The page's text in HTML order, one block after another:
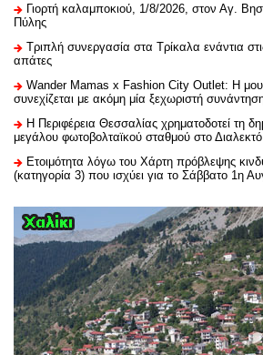
Γιορτή καλαμποκιού, 1/8/2026, στον Αγ.
Πύλης
Τριπλή συνεργασία στα Τρίκαλα ενάντια
απάτες
Wander Mamas x Fashion City Outlet: Η
συνεχίζεται με ακόμη μία ξεχωριστή
H Περιφέρεια Θεσσαλίας χρηματοδοτεί τη
μεγάλου φωτοβολταϊκού σταθμού στο
Ετοιμότητα λόγω του Χάρτη πρόβλεψης
(κατηγορία 3) που ισχύει για το Σάββατο 1η